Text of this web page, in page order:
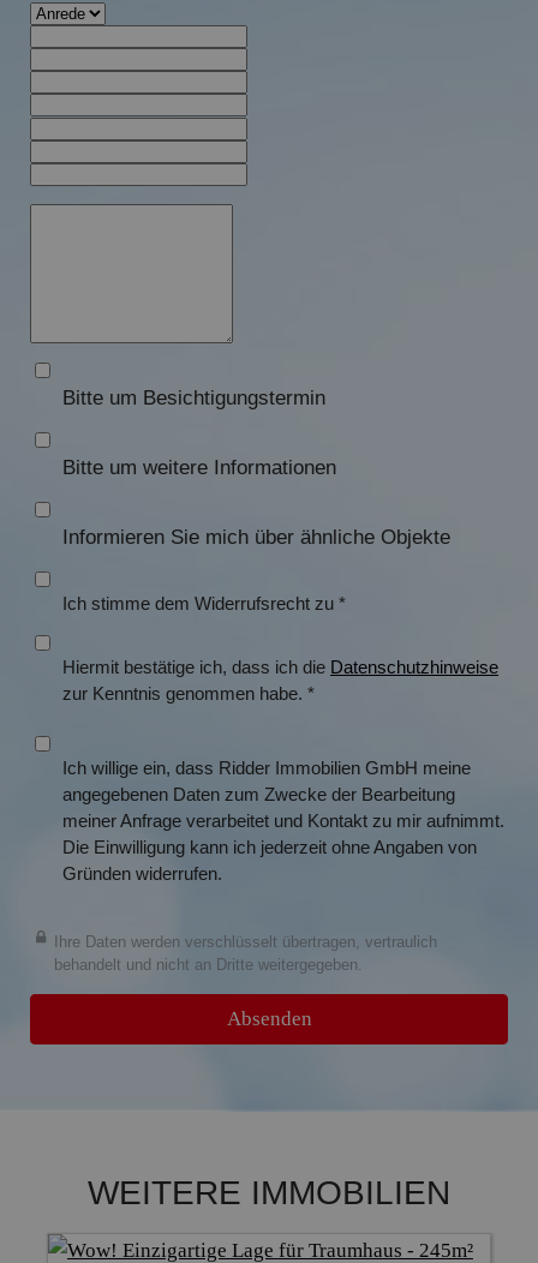
Bitte um Besichtigungstermin
Bitte um weitere Informationen
Informieren Sie mich über ähnliche Objekte
Ich stimme dem Widerrufsrecht zu *
Hiermit bestätige ich, dass ich die Datenschutzhinweise
zur Kenntnis genommen habe. *
Ich willige ein, dass Ridder Immobilien GmbH meine
angegebenen Daten zum Zwecke der Bearbeitung
meiner Anfrage verarbeitet und Kontakt zu mir aufnimmt.
Die Einwilligung kann ich jederzeit ohne Angaben von
Gründen widerrufen.
Ihre Daten werden verschlüsselt übertragen, vertraulich
behandelt und nicht an Dritte weitergegeben.
WEITERE IMMOBILIEN